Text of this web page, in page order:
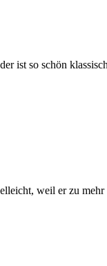
ist so schön
weil er zu mehr